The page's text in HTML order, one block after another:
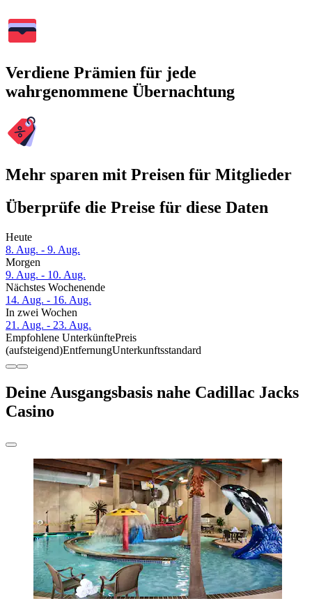
Verdiene Prämien für jede
wahrgenommene Übernachtung
Mehr sparen mit Preisen für Mitglieder
Überprüfe die Preise für diese Daten
Heute
8. Aug. - 9. Aug.
Morgen
9. Aug. - 10. Aug.
Nächstes Wochenende
14. Aug. - 16. Aug.
In zwei Wochen
21. Aug. - 23. Aug.
Empfohlene UnterkünftePreis
(aufsteigend)EntfernungUnterkunftsstandard
Deine Ausgangsbasis nahe Cadillac Jacks
Casino